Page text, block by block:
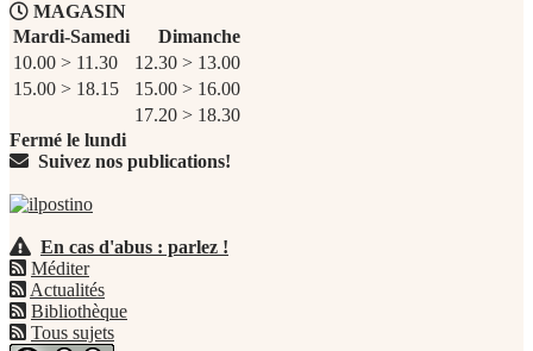
MAGASIN
Mardi-Samedi
Dimanche
10.00 > 11.30
12.30 > 13.00
15.00 > 18.15
15.00 > 16.00
17.20 > 18.30
Fermé le lundi
Suivez nos publications!
En cas d'abus : parlez !
Méditer
Actualités
Bibliothèque
Tous sujets